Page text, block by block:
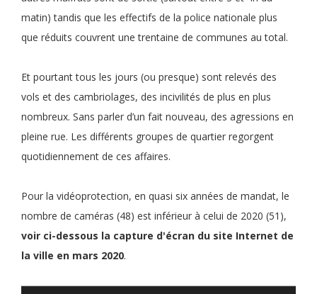
matin) tandis que les effectifs de la police nationale plus
que réduits couvrent une trentaine de communes au total.
Et pourtant tous les jours (ou presque) sont relevés des
vols et des cambriolages, des incivilités de plus en plus
nombreux. Sans parler d’un fait nouveau, des agressions en
pleine rue. Les différents groupes de quartier regorgent
quotidiennement de ces affaires.
Pour la vidéoprotection, en quasi six années de mandat, le
nombre de caméras (48) est inférieur à celui de 2020 (51),
voir ci-dessous la capture d'écran du site Internet de
la ville en mars 2020.